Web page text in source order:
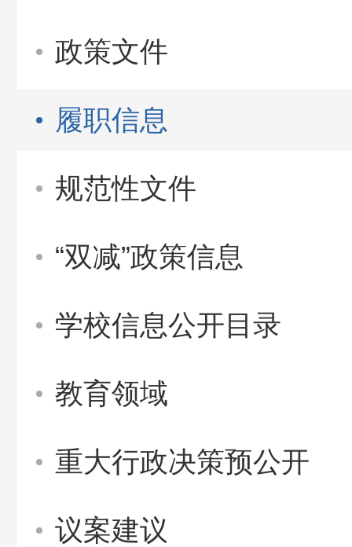
政策文件
履职信息
规范性文件
“双减”政策信息
学校信息公开目录
教育领域
重大行政决策预公开
议案建议